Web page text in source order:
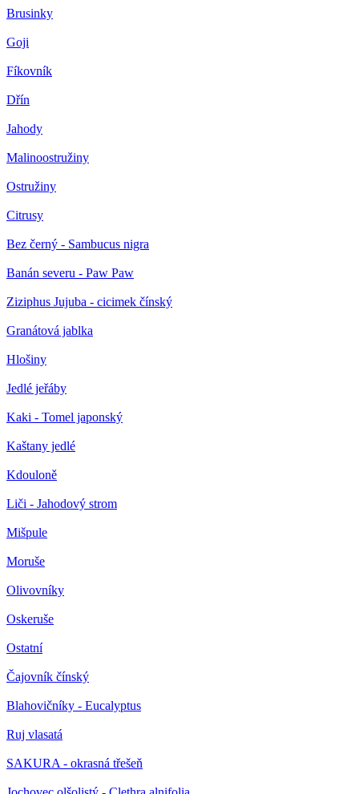
Brusinky
Goji
Fíkovník
Dřín
Jahody
Malinoostružiny
Ostružiny
Citrusy
Bez černý - Sambucus nigra
Banán severu - Paw Paw
Ziziphus Jujuba - cicimek čínský
Granátová jablka
Hlošiny
Jedlé jeřáby
Kaki - Tomel japonský
Kaštany jedlé
Kdouloně
Liči - Jahodový strom
Mišpule
Moruše
Olivovníky
Oskeruše
Ostatní
Čajovník čínský
Blahovičníky - Eucalyptus
Ruj vlasatá
SAKURA - okrasná třešeň